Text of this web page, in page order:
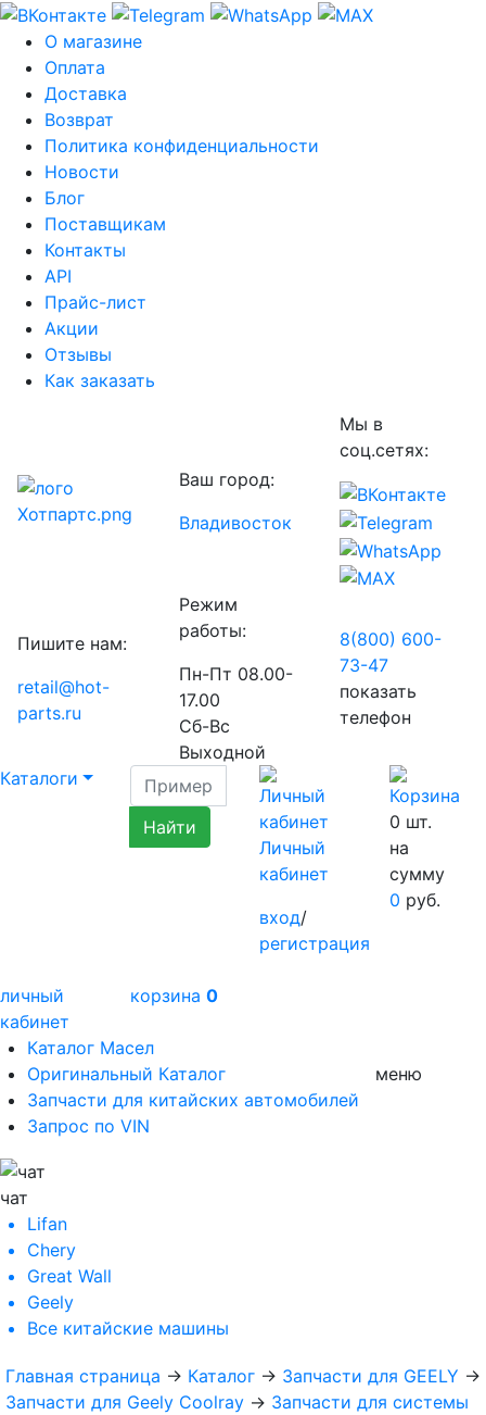
О магазине
Оплата
Доставка
Возврат
Политика конфиденциальности
Новости
Блог
Поставщикам
Контакты
API
Прайс-лист
Акции
Отзывы
Как заказать
Ваш город:
Владивосток
Мы в
соц.сетях:
Пишите нам:
retail@hot-
parts.ru
Режим
работы:
Пн-Пт 08.00-
17.00
Сб-Вс
Выходной
8(800) 600-
73-47
показать
телефон
Каталоги
Личный
кабинет
вход/
регистрация
0 шт.
на
сумму
0 руб.
личный
кабинет
корзина 0
Каталог Масел
Оригинальный Каталог
Запчасти для китайских автомобилей
Запрос по VIN
меню
чат
Lifan
Chery
Great Wall
Geely
Все китайские машины
Главная страница → Каталог → Запчасти для GEELY →
Запчасти для Geely Coolray → Запчасти для системы